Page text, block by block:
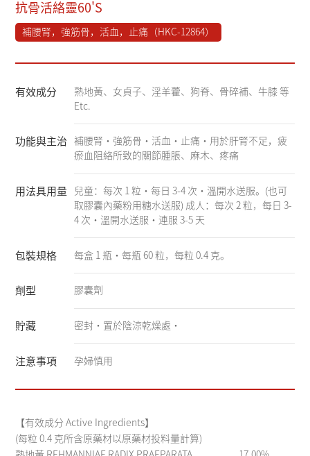
抗骨活絡靈60'S
補腰腎，強筋骨，活血，止痛（HKC-12864）
有效成分
熟地黃、女貞子、淫羊藿、狗脊、骨碎補、牛膝 等
Etc.
功能與主治
補腰腎・強筋骨・活血・止痛・用於肝腎不足，疲
瘀血阻絡所致的關節腫脹、麻木、疼痛
用法具用量
兒童：每次 1 粒・每日 3-4 次・溫開水送服。(也可
取膠囊內藥粉用糖水送服) 成人：每次 2 粒，每日 3-
4 次・溫開水送服・連服 3-5 天
包裝規格 每盒 1 瓶・每瓶 60 粒，每粒 0.4 克。
劑型 膠囊劑
貯藏 密封・置於陰涼乾燥處・
注意事項 孕婦慎用
【有效成分 Active Ingredients】
(每粒 0.4 克所含原藥材以原藥材投料量計算)